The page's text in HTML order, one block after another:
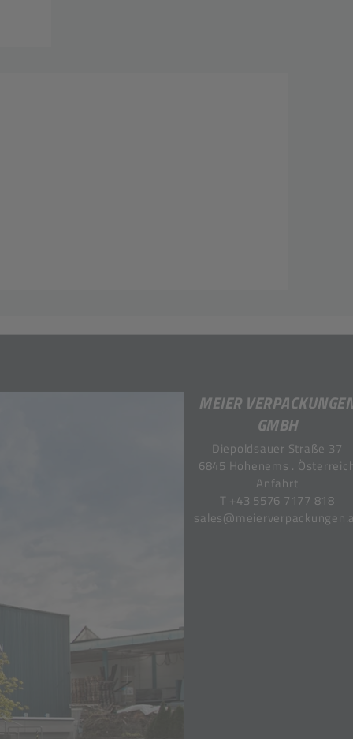
MEIER
GMBH
Diepoldsauer Straße 37
6845 Hohenems .
Anfahrt
T +43 5576 7177 818